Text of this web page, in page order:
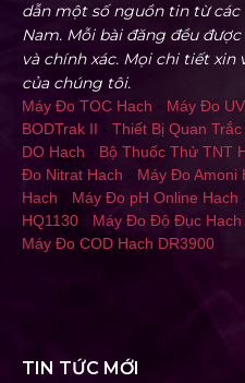
dẫn một số nguồn tin từ
Nam. Mỗi bài đăng đều
và chính xác. Mọi chi tiết
của chúng tôi.
Máy Đo TOC Hach - Máy Đo
BODTrak II - Thiết Bị Quan
DO Hach - Bộ Thuốc Thử TNT
Đo Nitrat Hach - Máy Đo Amoni
Hach - Máy Đo pH Online Hach
HQ1130 - Máy Đo Độ Đục Hach
Máy Đo COD Hach DR3900
TIN TỨC MỚI